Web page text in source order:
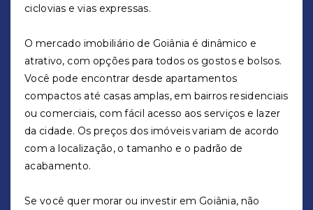
ciclovias e vias expressas.
O mercado imobiliário de Goiânia é dinâmico e
atrativo, com opções para todos os gostos e bolsos.
Você pode encontrar desde apartamentos
compactos até casas amplas, em bairros residenciais
ou comerciais, com fácil acesso aos serviços e lazer
da cidade. Os preços dos imóveis variam de acordo
com a localização, o tamanho e o padrão de
acabamento.
Se você quer morar ou investir em Goiânia, não